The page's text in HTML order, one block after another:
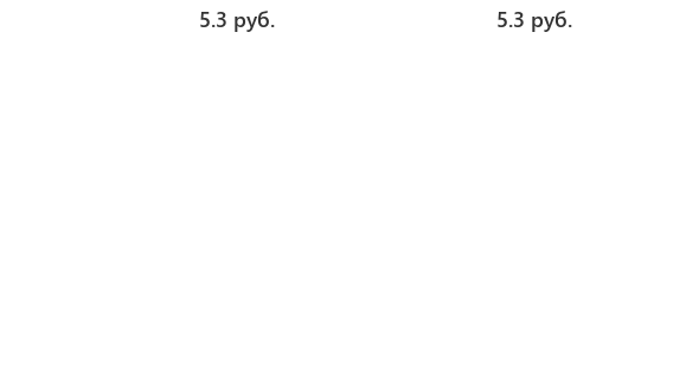
5.3 руб. 5.3 руб.